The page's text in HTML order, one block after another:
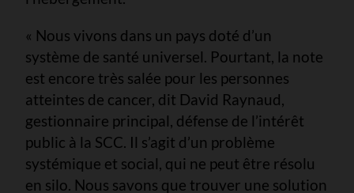
« Nous vivons dans un pays doté d’un
système de santé universel. Pourtant, la note
est encore très salée pour les personnes
atteintes de cancer, dit David Raynaud,
gestionnaire principal, défense de l’intérêt
public à la SCC. Il s’agit d’un problème
systémique et social, qui ne peut être résolu
en silo. Nous savons que trouver une solution